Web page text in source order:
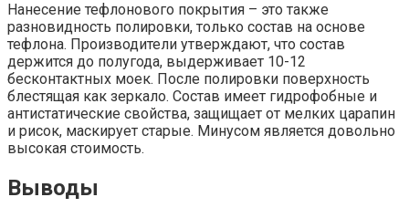
Нанесение тефлонового покрытия – это также
разновидность полировки, только состав на основе
тефлона. Производители утверждают, что состав
держится до полугода, выдерживает 10-12
бесконтактных моек. После полировки поверхность
блестящая как зеркало. Состав имеет гидрофобные и
антистатические свойства, защищает от мелких царапин
и рисок, маскирует старые. Минусом является довольно
высокая стоимость.
Выводы